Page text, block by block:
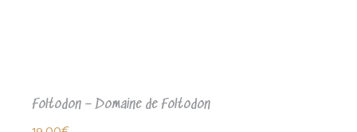
Foltodon – Domaine de Foltodon